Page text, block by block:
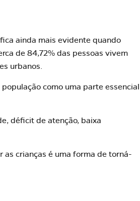
ainda mais evidente quando
de 84,72% das pessoas vivem
urbanos.
como uma parte essencial
déficit de atenção, baixa
as crianças é uma forma de torná-